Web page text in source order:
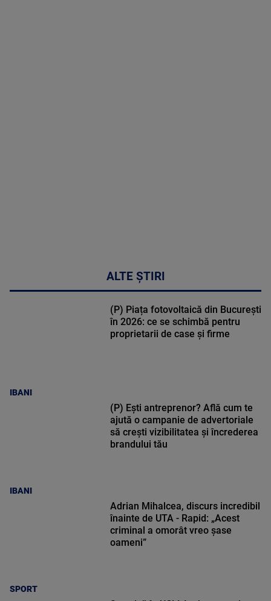
ALTE ȘTIRI
IBANI
(P) Piața fotovoltaică din București
în 2026: ce se schimbă pentru
proprietarii de case și firme
IBANI
(P) Ești antreprenor? Află cum te
ajută o campanie de advertoriale
să crești vizibilitatea și încrederea
brandului tău
SPORT
Adrian Mihalcea, discurs incredibil
înainte de UTA - Rapid: „Acest
criminal a omorât vreo șase
oameni”